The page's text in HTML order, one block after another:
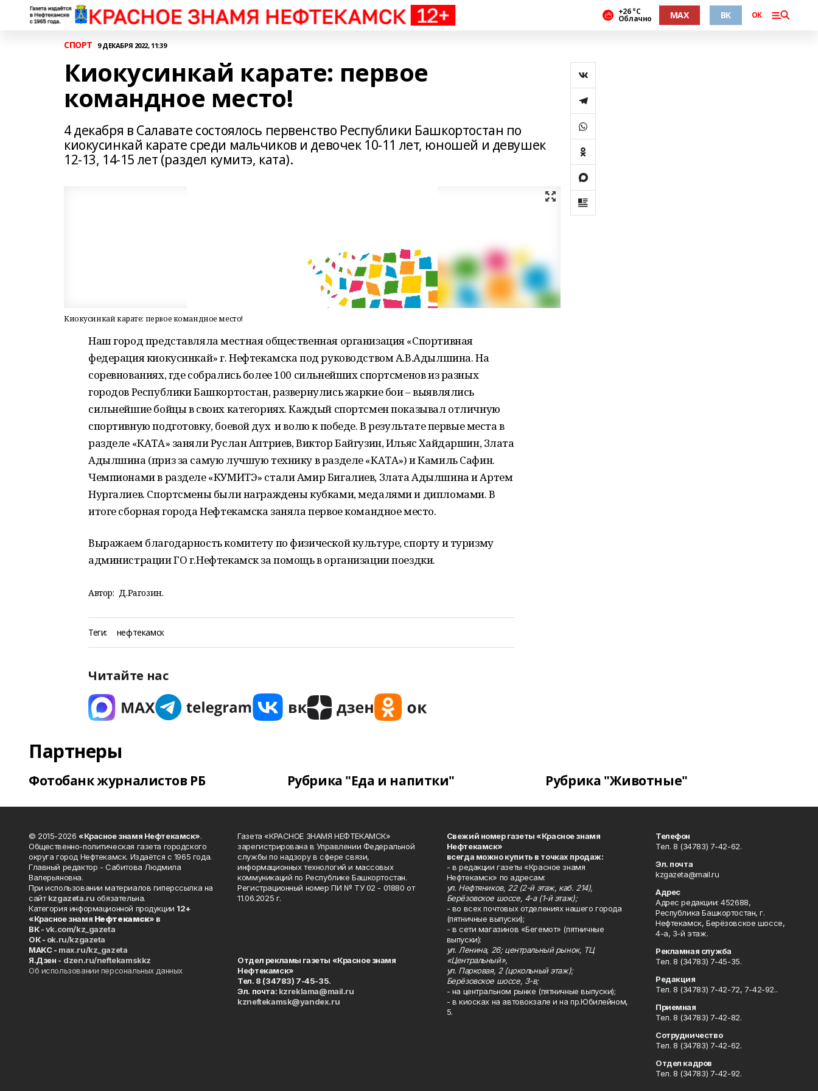
+26 °С
Облачно MAX ВК ОК
СПОРТ 9 ДЕКАБРЯ 2022, 11:39
Киокусинкай карате: первое
командное место!
4 декабря в Салавате состоялось первенство Республики Башкортостан по
киокусинкай карате среди мальчиков и девочек 10-11 лет, юношей и девушек
12-13, 14-15 лет (раздел кумитэ, ката).
Киокусинкай карате: первое командное место!
Наш город представляла местная общественная организация «Спортивная
федерация киокусинкай» г. Нефтекамска под руководством А.В.Адылшина. На
соревнованиях, где собрались более 100 сильнейших спортсменов из разных
городов Республики Башкортостан, развернулись жаркие бои – выявлялись
сильнейшие бойцы в своих категориях. Каждый спортсмен показывал отличную
спортивную подготовку, боевой дух и волю к победе. В результате первые места в
разделе «КАТА» заняли Руслан Аптриев, Виктор Байгузин, Ильяс Хайдаршин, Злата
Адылшина (приз за самую лучшую технику в разделе «КАТА») и Камиль Сафин.
Чемпионами в разделе «КУМИТЭ» стали Амир Бигалиев, Злата Адылшина и Артем
Нургалиев. Спортсмены были награждены кубками, медалями и дипломами. В
итоге сборная города Нефтекамска заняла первое командное место.
Выражаем благодарность комитету по физической культуре, спорту и туризму
администрации ГО г.Нефтекамск за помощь в организации поездки.
Автор: Д.Рагозин.
Теги: нефтекамск
Читайте нас
Партнеры
Фотобанк журналистов РБ Рубрика "Еда и напитки" Рубрика "Животные"
© 2015-2026 «Красное знамя Нефтекамск».
Общественно-политическая газета городского
округа город Нефтекамск. Издаётся с 1965 года.
Главный редактор - Сабитова Людмила
Валерьяновна.
При использовании материалов гиперссылка на
сайтkzgazeta.ru обязательна.
Категория информационной продукции 12+
«Красное знамя Нефтекамск» в
ВК -vk.com/kz_gazeta
ОК - ok.ru/kzgazeta
MAKC - max.ru/kz_gazeta
Я.Дзен - dzen.ru/neftekamskkz
Об использовании персональных данных
Газета «КРАСНОЕ ЗНАМЯ НЕФТЕКАМСК»
зарегистрирована в Управлении Федеральной
службы по надзору в сфере связи,
информационных технологий и массовых
коммуникаций по Республике Башкортостан.
Регистрационный номер ПИ № ТУ 02 - 01880 от
11.06.2025 г.
Отдел рекламы газеты «Красное знамя
Нефтекамск»
Тел. 8 (34783) 7-45-35.
Эл. почта: kzreklama@mail.ru
kzneftekamsk@yandex.ru
Свежий номер газеты «Красное знамя
Нефтекамск»
всегда можно купить в точках продаж:
- в редакции газеты «Красное знамя
Нефтекамск» по адресам:
ул. Нефтяников, 22 (2-й этаж, каб. 214),
Берёзовское шоссе, 4-а (1-й этаж);
- во всех почтовых отделениях нашего города
(пятничные выпуски);
- в сети магазинов «Бегемот» (пятничные
выпуски):
ул. Ленина, 26; центральный рынок, ТЦ
«Центральный»,
ул. Парковая, 2 (цокольный этаж);
Берёзовское шоссе, 3-в;
- на центральном рынке (пятничные выпуски);
- в киосках на автовокзале и на пр.Юбилейном,
5.
Телефон
Тел. 8 (34783) 7-42-62.
Эл. почта
kzgazeta@mail.ru
Адрес
Адрес редакции: 452688,
Республика Башкортостан, г.
Нефтекамск, Берёзовское шоссе,
4-а, 3-й этаж.
Рекламная служба
Тел. 8 (34783) 7-45-35.
Редакция
Тел. 8 (34783) 7-42-72, 7-42-92..
Приемная
Тел. 8 (34783) 7-42-82.
Сотрудничество
Тел. 8 (34783) 7-42-62.
Отдел кадров
Тел. 8 (34783) 7-42-92.